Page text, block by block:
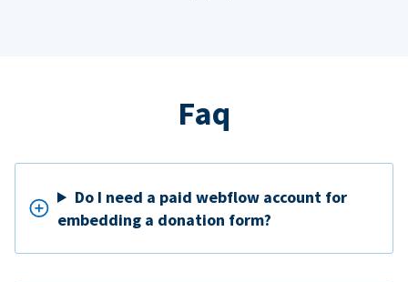
Faq
Do I need a paid webflow account for
embedding a donation form?